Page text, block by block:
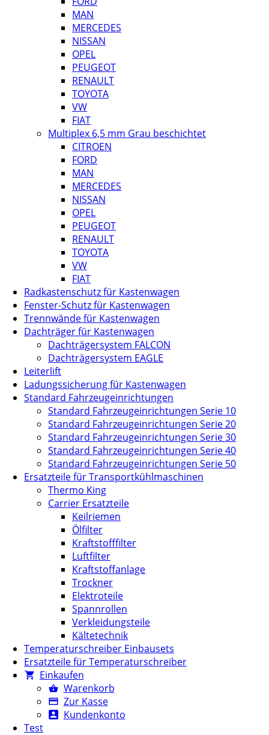
MAN
MERCEDES
NISSAN
OPEL
PEUGEOT
RENAULT
TOYOTA
VW
FIAT
Multiplex 6,5 mm Grau beschichtet
CITROEN
FORD
MAN
MERCEDES
NISSAN
OPEL
PEUGEOT
RENAULT
TOYOTA
VW
FIAT
Radkastenschutz für Kastenwagen
Fenster-Schutz für Kastenwagen
Trennwände für Kastenwagen
Dachträger für Kastenwagen
Dachträgersystem FALCON
Dachträgersystem EAGLE
Leiterlift
Ladungssicherung für Kastenwagen
Standard Fahrzeugeinrichtungen
Standard Fahrzeugeinrichtungen Serie 10
Standard Fahrzeugeinrichtungen Serie 20
Standard Fahrzeugeinrichtungen Serie 30
Standard Fahrzeugeinrichtungen Serie 40
Standard Fahrzeugeinrichtungen Serie 50
Ersatzteile für Transportkühlmaschinen
Thermo King
Carrier Ersatzteile
Keilriemen
Ölfilter
Kraftstofffilter
Luftfilter
Kraftstoffanlage
Trockner
Elektroteile
Spannrollen
Verkleidungsteile
Kältetechnik
Temperaturschreiber Einbausets
Ersatzteile für Temperaturschreiber
Einkaufen
Warenkorb
Zur Kasse
Kundenkonto
Test